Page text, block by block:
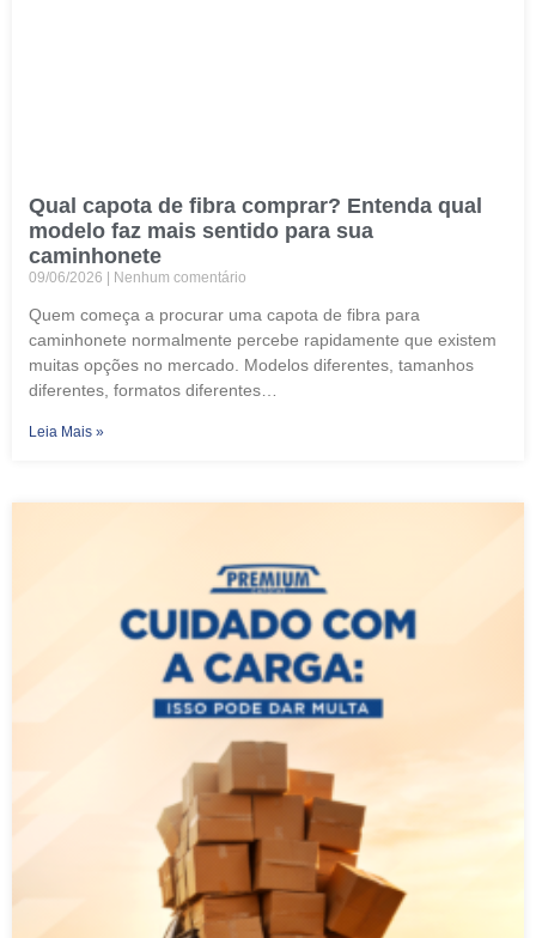
Qual capota de fibra comprar? Entenda qual
modelo faz mais sentido para sua
caminhonete
09/06/2026 Nenhum comentário
Quem começa a procurar uma capota de fibra para
caminhonete normalmente percebe rapidamente que existem
muitas opções no mercado. Modelos diferentes, tamanhos
diferentes, formatos diferentes…
Leia Mais »